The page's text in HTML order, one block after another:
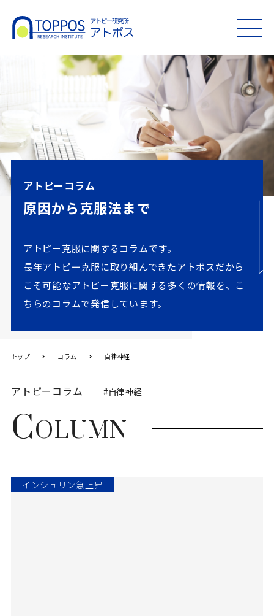
MEN
アトピーコラム
原因から克服法まで
アトピー克服に関するコラムです。
長年アトピー克服に取り組んできたアトポスだから
こそ可能なアトピー克服に関する多くの情報を、こ
ちらのコラムで発信しています。
トップ コラム 自律神経
アトピーコラム#自律神経
COLUMN
インシュリン急上昇